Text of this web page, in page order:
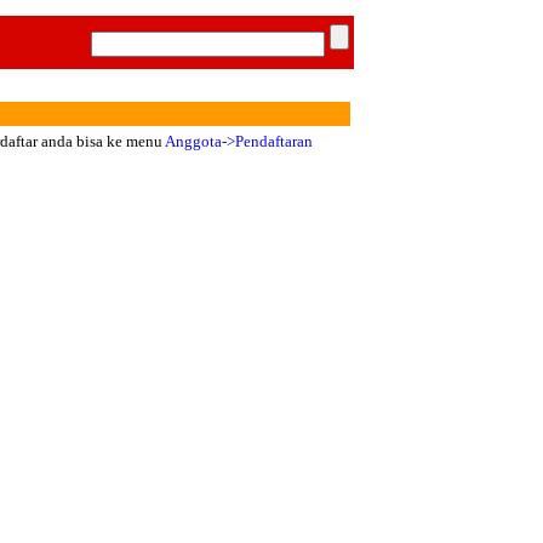
anda bisa ke menuAnggota->Pendaftaran